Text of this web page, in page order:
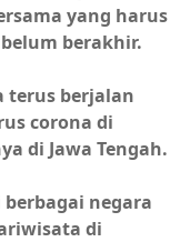
yang harus
berakhir.
terus berjalan
corona di
di Jawa Tengah.
negara
di